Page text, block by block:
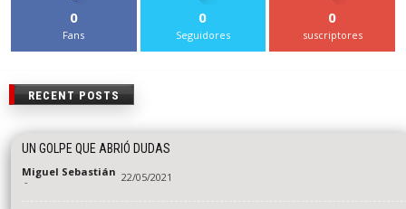
0
Fans
0
Seguidores
0
suscriptores
RECENT POSTS
UN GOLPE QUE ABRIÓ DUDAS
Miguel Sebastián
- 22/05/2021